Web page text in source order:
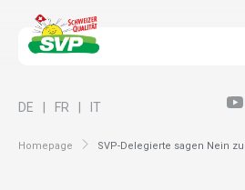
Homepage SVP-Delegierte sagen Nein
DE FR IT